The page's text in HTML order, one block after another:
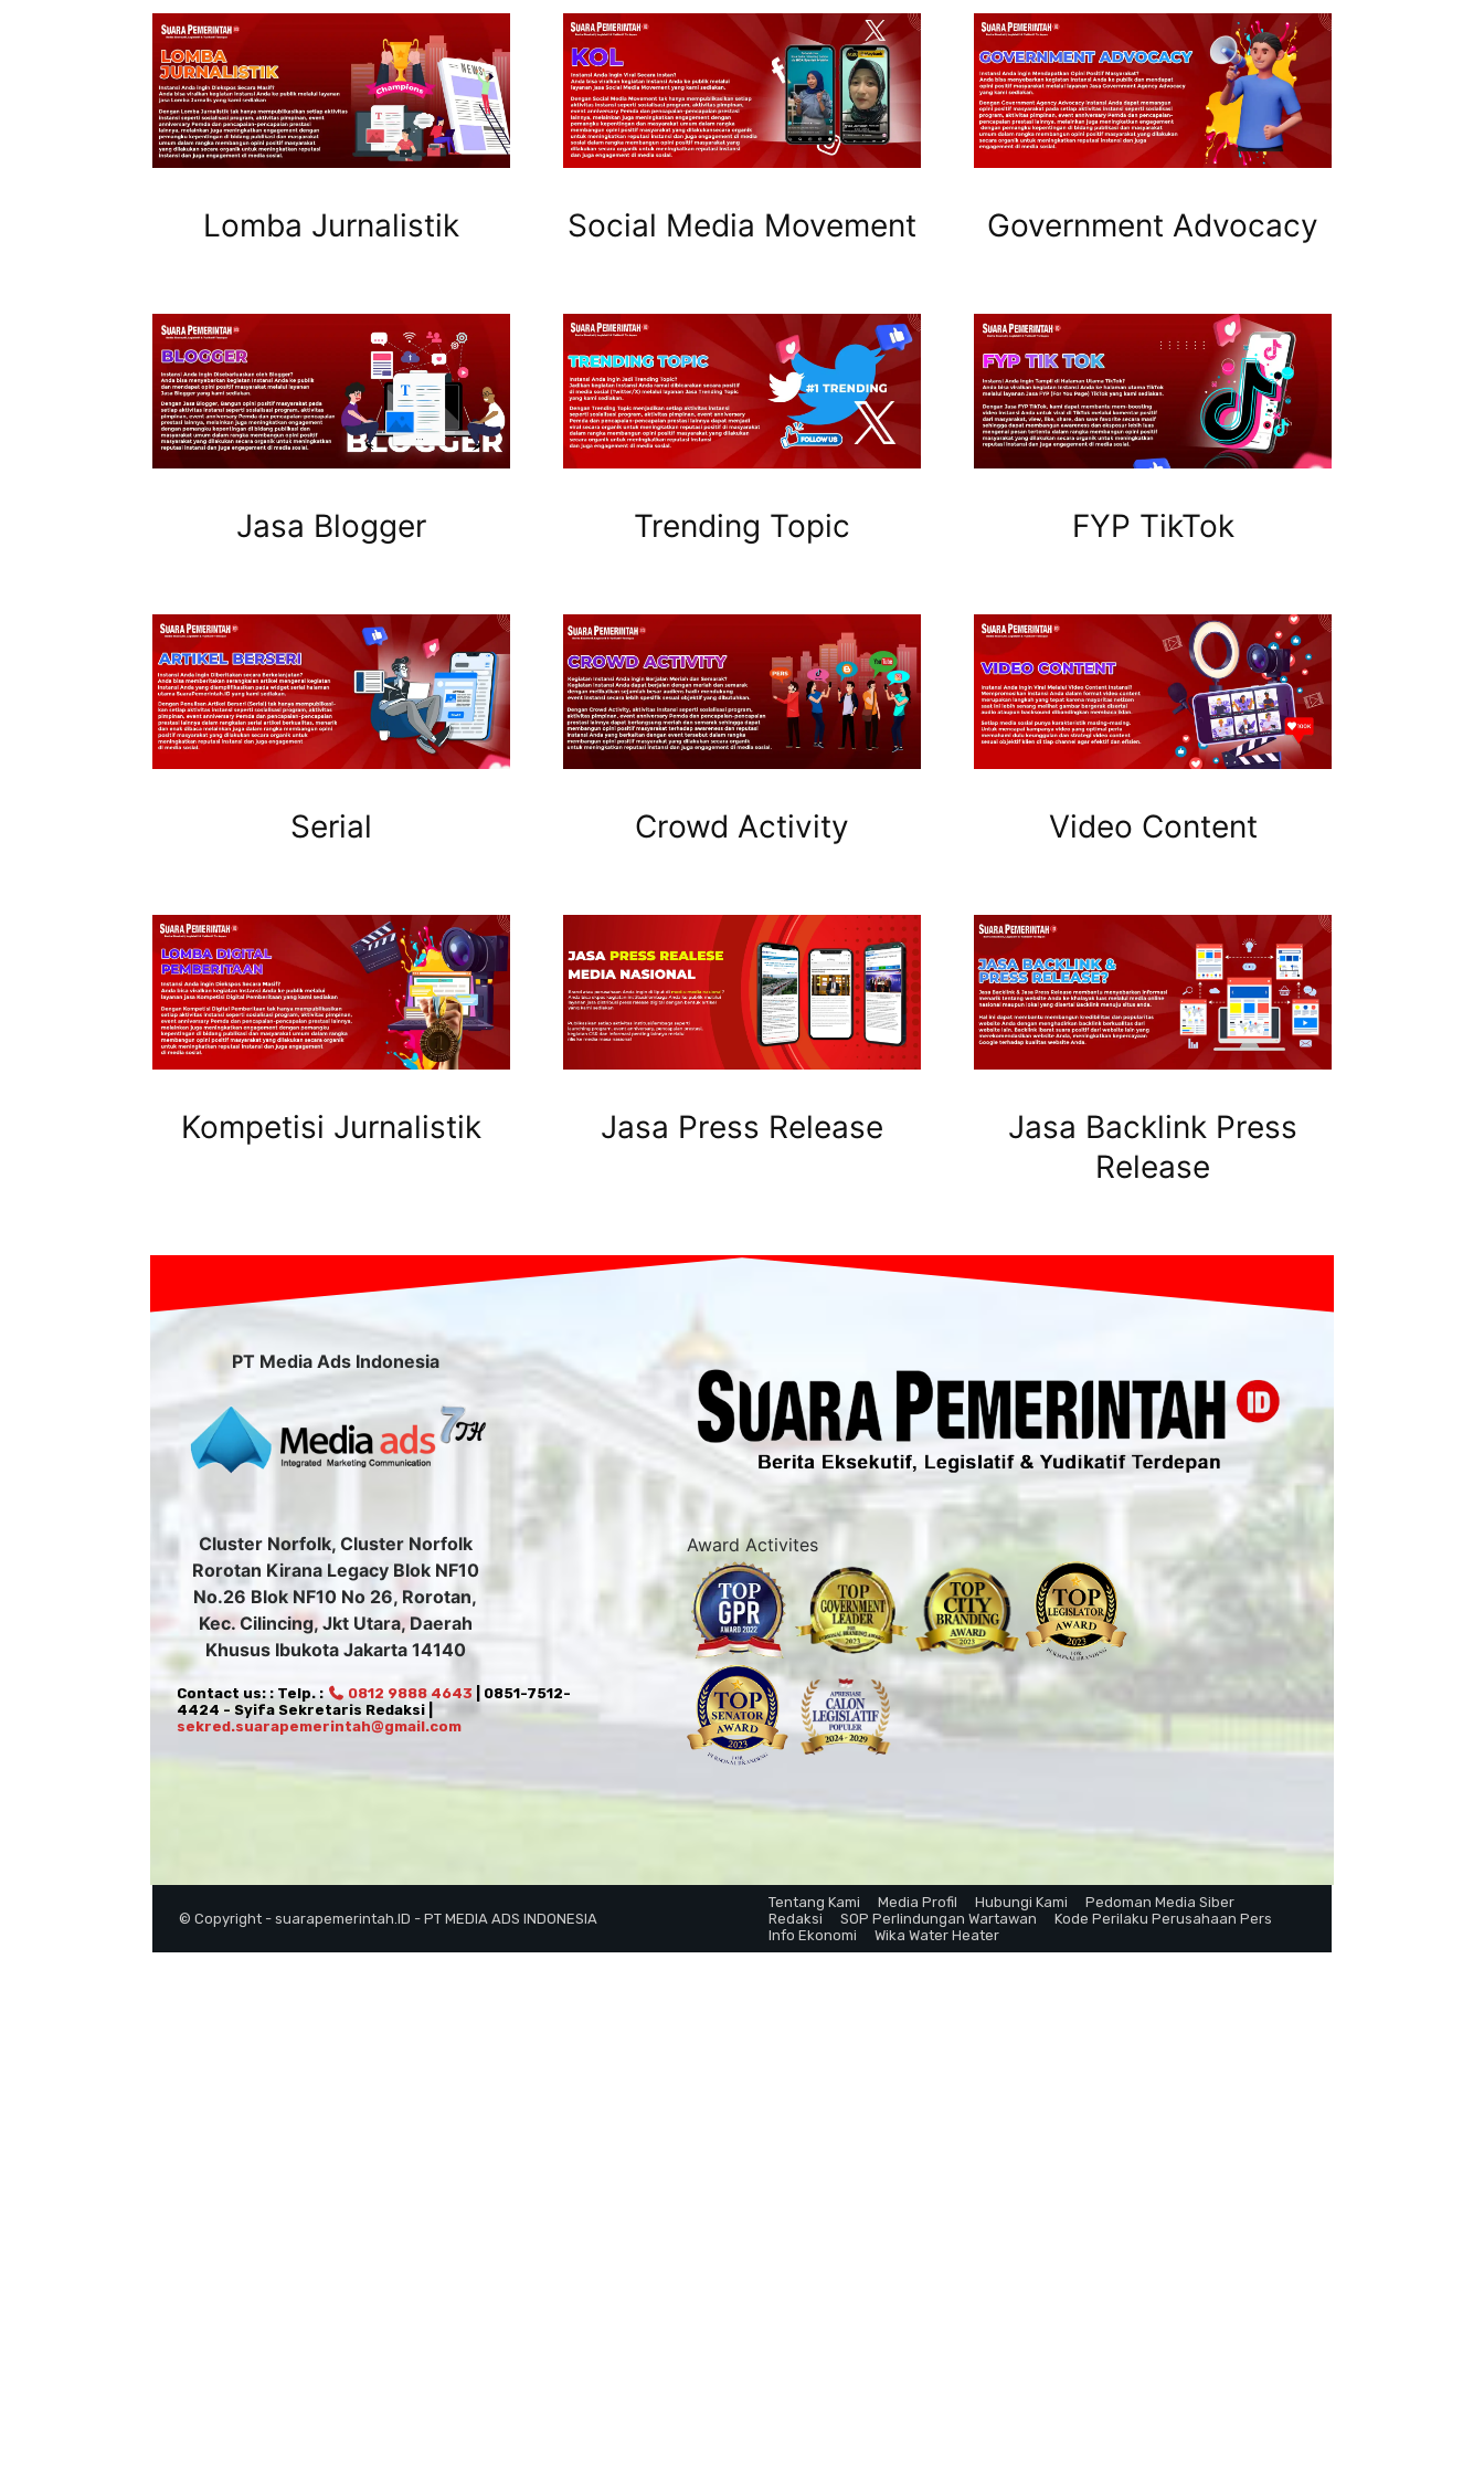
Lomba Jurnalistik
Jasa Blogger
Serial
Kompetisi Jurnalistik
Social Media Movement
Trending Topic
Crowd Activity
Jasa Press Release
Government Advocacy
FYP TikTok
Video Content
Jasa Backlink Press
Release
PT Media Ads Indonesia
Cluster Norfolk, Cluster Norfolk
Rorotan Kirana Legacy Blok NF10
No.26 Blok NF10 No 26, Rorotan,
Kec. Cilincing, Jkt Utara, Daerah
Khusus Ibukota Jakarta 14140
Contact us: : Telp. : 0812 9888 4643 | 0851-7512-
4424 - Syifa Sekretaris Redaksi |
sekred.suarapemerintah@gmail.com
Award Activites
© Copyright - suarapemerintah.ID - PT MEDIA ADS INDONESIA
Tentang Kami Media Profil Hubungi Kami
Pedoman Media Siber
Redaksi
SOP Perlindungan Wartawan
Kode Perilaku Perusahaan Pers
Info Ekonomi
Wika Water Heater